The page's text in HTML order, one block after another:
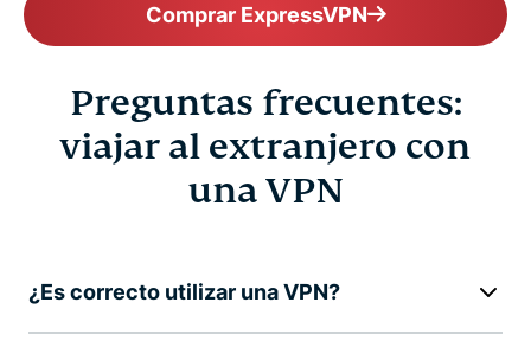
Comprar ExpressVPN
Preguntas frecuentes:
viajar al extranjero con
una VPN
¿Es correcto utilizar una VPN?